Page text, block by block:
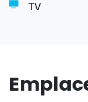
et vous
💬 Suggestions
TV